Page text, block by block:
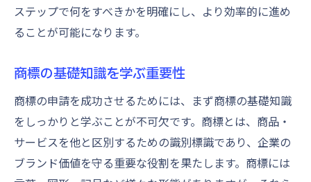
商標登録の成功事例から学ぶポイント
商標登録後の維持管理とその重要性
登録後の商標活用戦略を考える
ビジネス戦略と商標申請の関係性を探る
商標申請がビジネスに与える影響を考察
商標戦略と経営戦略のリンクを理解する
商標申請を活かしたブランド構築法
ステップで何をすべきかを明確にし、より効率的に進め
ることが可能になります。
商標の基礎知識を学ぶ重要性
商標の申請を成功させるためには、まず商標の基礎知識
をしっかりと学ぶことが不可欠です。商標とは、商品・
サービスを他と区別するための識別標識であり、企業の
ブランド価値を守る重要な役割を果たします。商標には